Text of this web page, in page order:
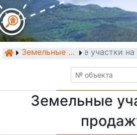
Земельные участки
Земельные участки
Земельные